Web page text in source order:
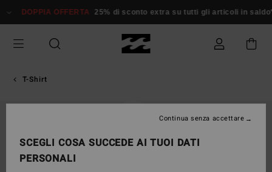
alle
prodotto
DOPPIA OFFERTA 25% di sconto extra su tutti gli articoli in saldo*
T-Shirt
SCEGLI COSA SUCCEDE AI TUOI DATI
PERSONALI
Continua senza accettare